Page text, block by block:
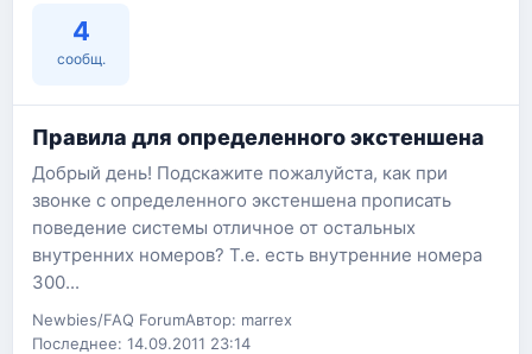
4
сообщ.
Правила для определенного экстеншена
Добрый день! Подскажите пожалуйста, как при
звонке с определенного экстеншена прописать
поведение системы отличное от остальных
внутренних номеров? Т.е. есть внутренние номера
300...
Newbies/FAQ ForumАвтор: marrex
Последнее: 14.09.2011 23:14